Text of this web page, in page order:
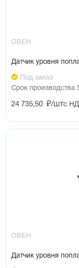
ОВЕН
Датчик уровня
Под заказ
Срок производства
24 735,50 ₽/штс
ОВЕН
Датчик уровня